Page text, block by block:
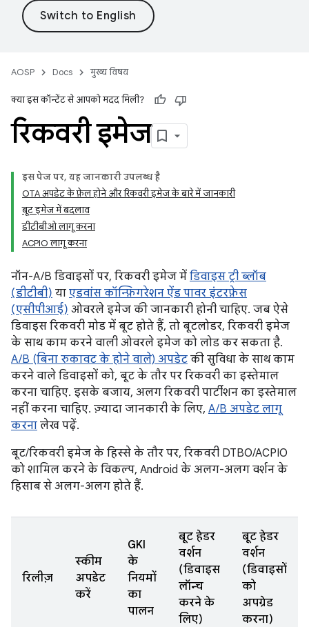
AOSP Docs मुख्य विषय
क्या इस कॉन्टेंट से आपको मदद मिली?
रिकवरी इमेज
इस पेज पर, यह जानकारी उपलब्ध है
OTA अपडेट के फ़ेल होने और रिकवरी इमेज के बारे में जानकारी
बूट इमेज में बदलाव
डीटीबीओ लागू करना
ACPIO लागू करना
नॉन-A/B डिवाइसों पर, रिकवरी इमेज में डिवाइस ट्री ब्लॉब
(डीटीबी) या एडवांस कॉन्फ़िगरेशन ऐंड पावर इंटरफ़ेस
(एसीपीआई) ओवरले इमेज की जानकारी होनी चाहिए. जब ऐसे
डिवाइस रिकवरी मोड में बूट होते हैं, तो बूटलोडर, रिकवरी इमेज
के साथ काम करने वाली ओवरले इमेज को लोड कर सकता है.
A/B (बिना रुकावट के होने वाले) अपडेट की सुविधा के साथ काम
करने वाले डिवाइसों को, बूट के तौर पर रिकवरी का इस्तेमाल
करना चाहिए. इसके बजाय, अलग रिकवरी पार्टीशन का इस्तेमाल
नहीं करना चाहिए. ज़्यादा जानकारी के लिए, A/B अपडेट लागू
करना लेख पढ़ें.
बूट/रिकवरी इमेज के हिस्से के तौर पर, रिकवरी DTBO/ACPIO
को शामिल करने के विकल्प, Android के अलग-अलग वर्शन के
हिसाब से अलग-अलग होते हैं.
रिलीज़
स्कीम
अपडेट
करें
GKI
के
नियमों
का
पालन
बूट हेडर
वर्शन
(डिवाइस
लॉन्च
करने के
लिए)
बूट हेडर
वर्शन
(डिवाइसों
को
अपग्रेड
करना)